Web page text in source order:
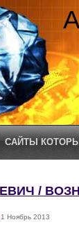
САЙТЫ
/
1 Ноябрь 2013